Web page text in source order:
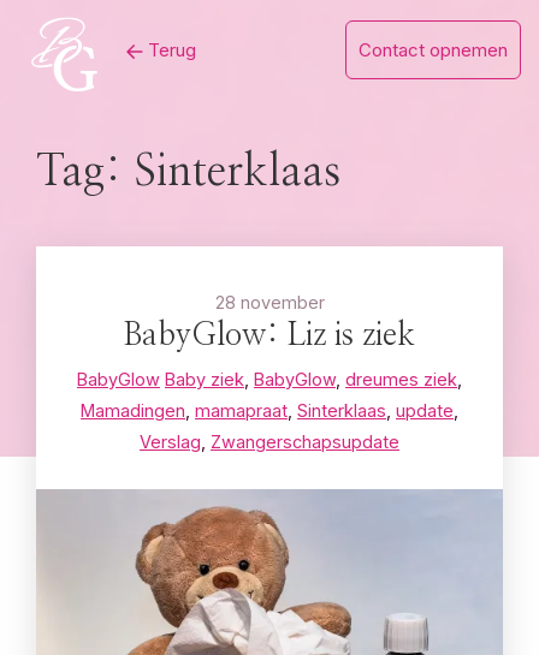
content
Terug Contact opnemen
Tag: Sinterklaas
28 november
BabyGlow: Liz is ziek
BabyGlow Baby ziek BabyGlow, dreumes ziek
Mamadingen mamapraat Sinterklaas update
Verslag Zwangerschapsupdate